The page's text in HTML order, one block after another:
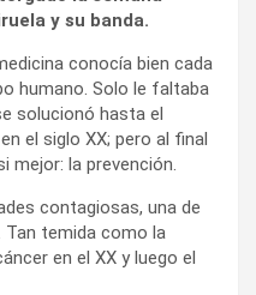
y su banda.
conocía bien cada
humano. Solo le faltaba
solucionó hasta el
el siglo XX; pero al final
mejor: la prevención.
contagiosas, una de
temida como la
en el XX y luego el